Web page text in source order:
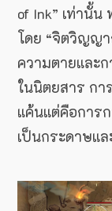
of Ink” เท่านั้น
โดย “จิตวิญญ
ความตายและ
ในนิตยสาร กา
แค้นแต่คือการ
เป็นกระดาษแ